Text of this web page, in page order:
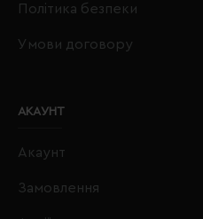
Політика безпеки
Умови договору
АКАУНТ
Акаунт
Замовлення